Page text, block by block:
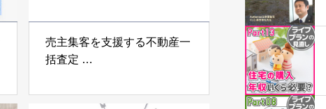
売主集客を支援する不動産一
括査定
Speee